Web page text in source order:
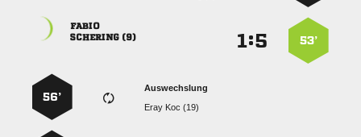
53’
:

 
Auswechslung
  
56’